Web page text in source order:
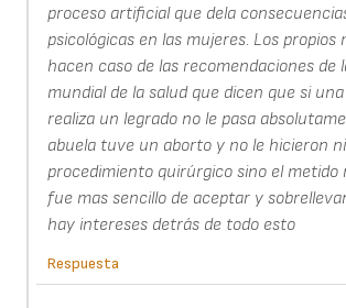
proceso artificial que dela
psicológicas en las mujeres. Los propios
hacen caso de las recomendaciones de
mundial de la salud que dicen que si
realiza un legrado no le pasa
abuela tuve un aborto y no le hicieron
procedimiento quirúrgico sino el metido
fue mas sencillo de aceptar y
hay intereses detrás de todo esto
Respuesta